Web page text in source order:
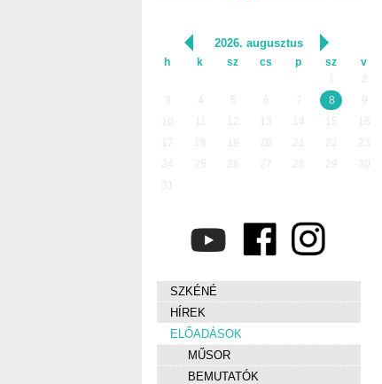
2026. augusztus
h k sz cs p sz
v
2
3
5 6 7 8
9
12 13 15
16
17
19 20 21 22
23
24
25 26 27 28 29
30
31
SZKÉNÉ
HÍREK
ELŐADÁSOK
MŰSOR
BEMUTATÓK